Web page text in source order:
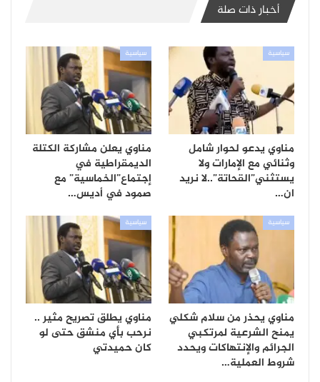
أخبار ذات صلة
سياسية
مناوي يدعو لحوار شامل
وثنائي مع الإمارات ولا
يستثني”القحاتة”..لا نريد
ان…
سياسية
مناوي يعلن مشاركة الكتلة
الديمقراطية في
إجتماع”الخماسية” مع
صمود في أديس…
سياسية
مناوي يحذر من سلام شكلي
يمنح الشرعية لمرتكبي
الجرائم والإنتهاكات ويحدد
شروط العملية…
سياسية
مناوي يطلق تصريح مثير ..
نرحب بأي منشق حتى لو
كان حميدتي